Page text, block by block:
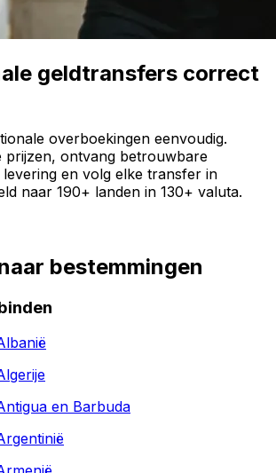
geldtransfers correct
overboekingen eenvoudig.
prijzen, ontvang betrouwbare
en volg elke transfer in
naar 190+ landen in 130+ valuta.
bestemmingen
en Barbuda